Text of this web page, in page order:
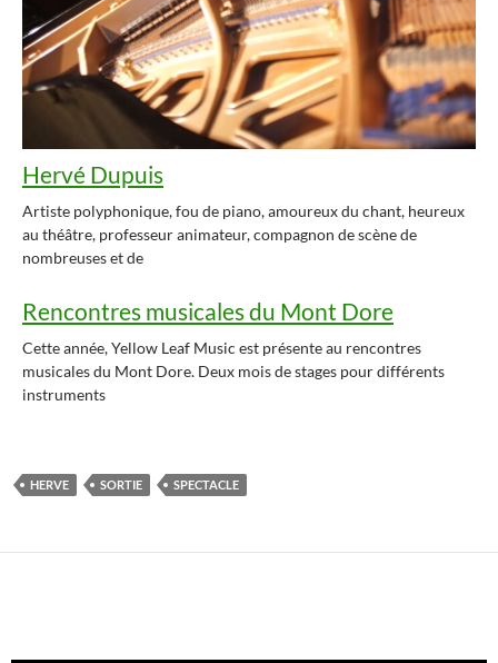
Hervé Dupuis
Artiste polyphonique, fou de piano, amoureux du chant, heureux
au théâtre, professeur animateur, compagnon de scène de
nombreuses et de
Rencontres musicales du Mont Dore
Cette année, Yellow Leaf Music est présente au rencontres
musicales du Mont Dore. Deux mois de stages pour différents
instruments
HERVE SORTIE SPECTACLE